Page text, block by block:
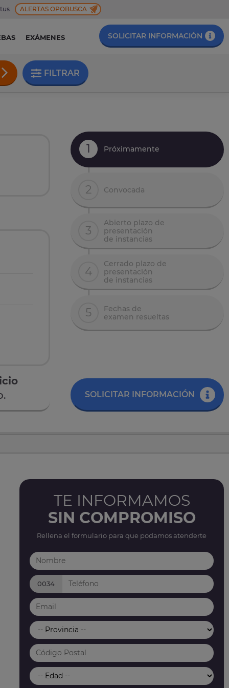
ALERTAS OPOBUSCA
EXÁMENES SOLICITAR INFORMACIÓN
FILTRAR
1 Próximamente
2 Convocada
3
Abierto plazo de
presentación
de instancias
4
Cerrado plazo de
presentación
de instancias
5
Fechas de
examen resueltas
SOLICITAR INFORMACIÓN
TE INFORMAMOS
SIN COMPROMISO
Rellena el formulario para que podamos atenderte
0034